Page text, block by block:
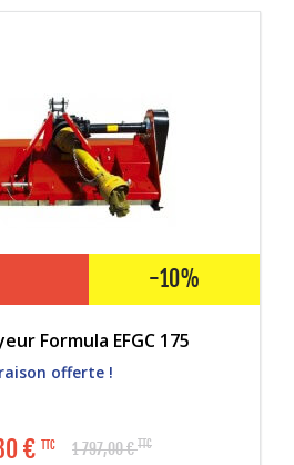
-10%
Formula EFGC 175
€ TTC 1 797,00€TTC
offerte !